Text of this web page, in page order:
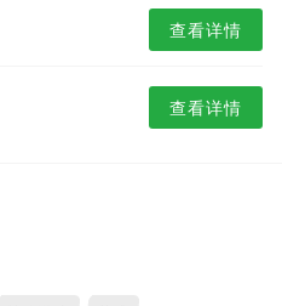
查看详情
查看详情